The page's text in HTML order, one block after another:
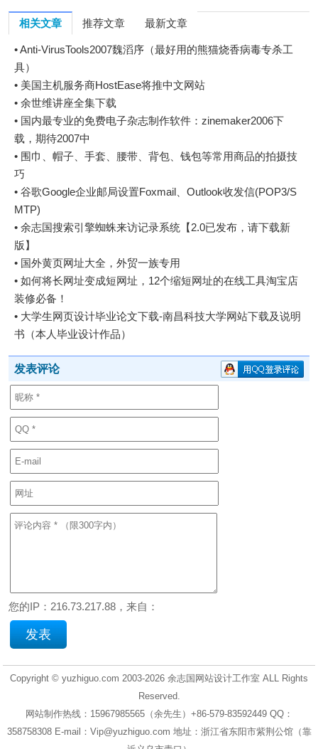
相关文章 推荐文章 最新文章
•Anti-VirusTools2007魏滔序（最好用的熊猫烧香病毒专杀工
具）
• 美国主机服务商HostEase将推中文网站
•余世维讲座全集下载
• 国内最专业的免费电子杂志制作软件：zinemaker2006下
载，期待2007中
• 围巾、帽子、手套、腰带、背包、钱包等常用商品的拍摄技
巧
•谷歌Google企业邮局设置Foxmail、Outlook收发信(POP3/S
MTP)
•余志国搜索引擎蜘蛛来访记录系统【2.0已发布，请下载新
版】
• 国外黄页网址大全，外贸一族专用
•如何将长网址变成短网址，12个缩短网址的在线工具淘宝店
装修必备！
• 大学生网页设计毕业论文下载-南昌科技大学网站下载及说明
书（本人毕业设计作品）
发表评论
您的IP：216.73.217.88，来自：
Copyright © yuzhiguo.com 2003-2026 余志国网站设计工作室 ALL Rights
Reserved.
网站制作热线：15967985565（余先生）+86-579-83592449 QQ：
358758308 E-mail：Vip@yuzhiguo.com 地址：浙江省东阳市紫荆公馆（靠